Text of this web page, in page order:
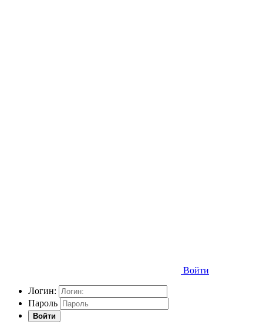
Войти
Логин:
Пароль
Войти